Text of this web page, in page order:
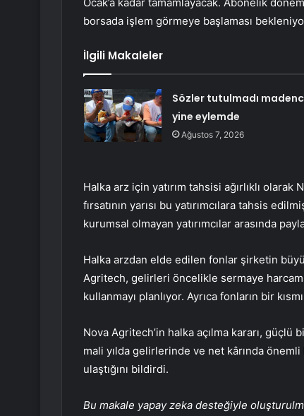
borsada işlem görmeye başlaması
İlgili Makaleler
Sözler tutulmadı
yine eylemde
Ağustos 7, 2026
Halka arz için yatırım tahsisi ağırlıklı olarak
fırsatının yarısı bu yatırımcılara tahsis
kurumsal olmayan yatırımcılar arasında
Halka arzdan elde edilen fonlar şirketin
Agritech, gelirleri öncelikle sermaye
kullanmayı planlıyor. Ayrıca fonların bir
Nova Agritech’in halka açılma kararı, güçlü
mali yılda gelirlerinde ve net kârında
ulaştığını bildirdi.
Bu makale yapay zeka desteğiyle